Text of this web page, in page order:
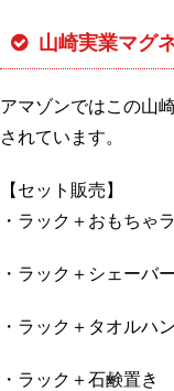
山崎実業マグ
アマゾンではこの山
されています。
【セット販売】
・ラック＋おもちゃ
・ラック＋シェーバ
・ラック＋タオルハ
・ラック＋石鹸置き